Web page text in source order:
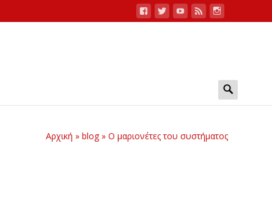
Search
for:
Αρχική » blog » Ο μαριονέτες του συστήματος